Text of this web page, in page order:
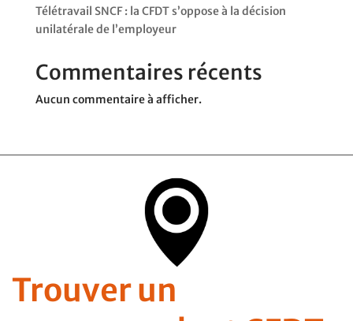
Télétravail SNCF : la CFDT s’oppose à la décision
unilatérale de l’employeur
Commentaires récents
Aucun commentaire à afficher.
Trouver un